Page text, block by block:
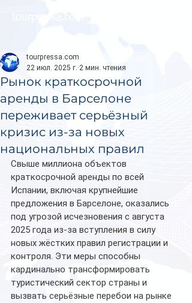
Рынок краткосрочной
аренды в Барселоне
переживает серьёзный
кризис из-за новых
национальных правил
tourpressa.com
22 июл. 2025 г. 2 мин. чтения
Свыше миллиона объектов
краткосрочной аренды по всей
Испании, включая крупнейшие
предложения в Барселоне, оказались
под угрозой исчезновения с августа
2025 года из-за вступления в силу
новых жёстких правил регистрации и
контроля. Эти меры способны
кардинально трансформировать
туристический сектор страны и
вызвать серьёзные перебои на рынке